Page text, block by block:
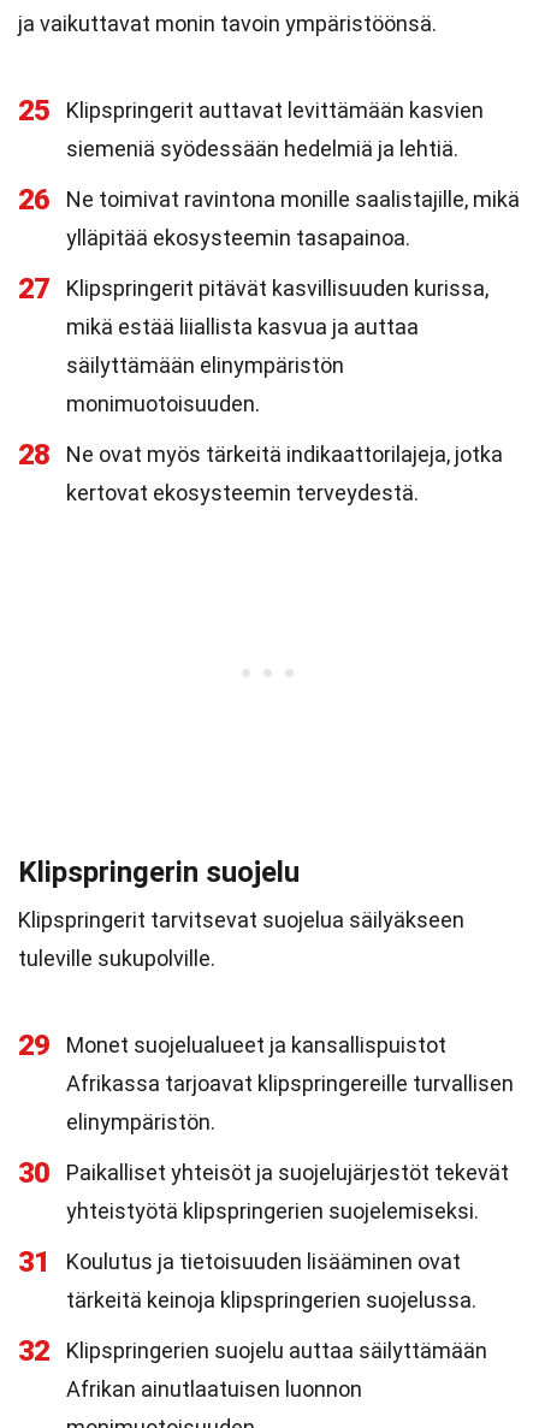
ja vaikuttavat monin tavoin ympäristöönsä.
25
Klipspringerit auttavat levittämään kasvien
siemeniä syödessään hedelmiä ja lehtiä.
26
Ne toimivat ravintona monille saalistajille, mikä
ylläpitää ekosysteemin tasapainoa.
27
Klipspringerit pitävät kasvillisuuden kurissa,
mikä estää liiallista kasvua ja auttaa
säilyttämään elinympäristön
monimuotoisuuden.
28
Ne ovat myös tärkeitä indikaattorilajeja, jotka
kertovat ekosysteemin terveydestä.
Klipspringerin suojelu
Klipspringerit tarvitsevat suojelua säilyäkseen
tuleville sukupolville.
29
Monet suojelualueet ja kansallispuistot
Afrikassa tarjoavat klipspringereille turvallisen
elinympäristön.
30
Paikalliset yhteisöt ja suojelujärjestöt tekevät
yhteistyötä klipspringerien suojelemiseksi.
31
Koulutus ja tietoisuuden lisääminen ovat
tärkeitä keinoja klipspringerien suojelussa.
32
Klipspringerien suojelu auttaa säilyttämään
Afrikan ainutlaatuisen luonnon